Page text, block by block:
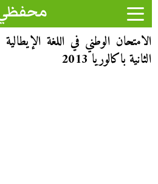
الامتحان الوطني في اللغة
الثانية باكالوريا 2013